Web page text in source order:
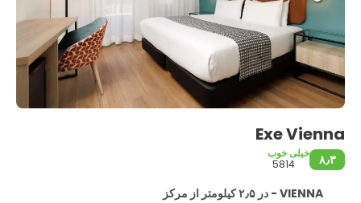
Exe Vienna
۸٫۳
خیلی خوب
5814
VIENNA - در ۲٫۵ کیلومتر از مرکز